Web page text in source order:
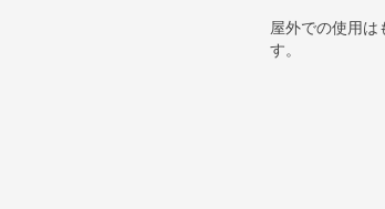
屋外での使用は
す。